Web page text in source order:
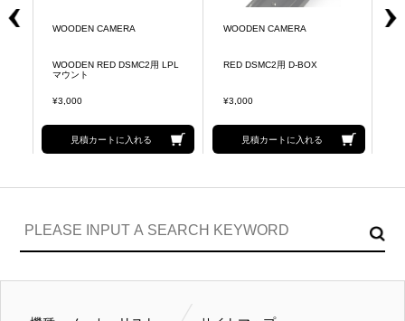
WOODEN CAMERA
WOODEN RED DSMC2用 LPL
マウント
¥3,000
見積カートに入れる
WOODEN CAMERA
RED DSMC2用 D-BOX
¥3,000
見積カートに入れる